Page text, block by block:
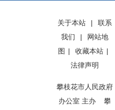
关于本站 |
联系
我们
|
网站地
图 | 收藏本站 |
法律声明
攀枝花市人民政府
办公室 主办 攀